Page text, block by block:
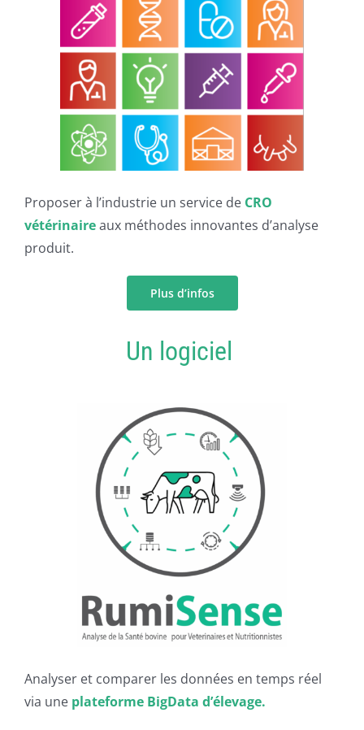
CAPSULES
CONTACT
Proposer à l’industrie un service de CRO
vétérinaireaux méthodes innovantes d’analyse
produit.
Plus d’infos
Un logiciel
Analyser et comparer les données en temps réel
via une plateforme BigData d’élevage.